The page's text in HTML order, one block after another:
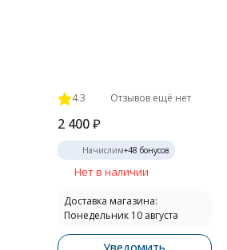
4.3 Отзывов ещё нет
2 400 ₽
Начислим+48 бонусов
Нет в наличии
Доставка магазина:
Понедельник 10 августа
Уведомить